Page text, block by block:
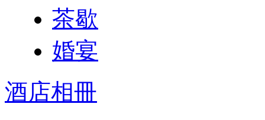
茶歇
婚宴
酒店相冊